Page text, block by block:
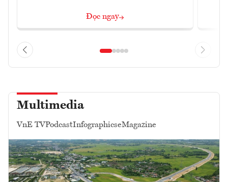
Đọc ngay
Multimedia
VnE TVPodcastInfographicseMagazine